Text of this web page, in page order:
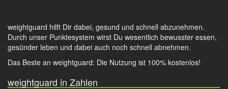
weightguard hilft Dir dabei, gesund und schnell abzunehmen.
Durch unser Punktesystem wirst Du wesentlich bewusster essen,
gesünder leben und dabei auch noch schnell abnehmen.
Das Beste an weightguard: Die Nutzung ist 100% kostenlos!
weightguard in Zahlen